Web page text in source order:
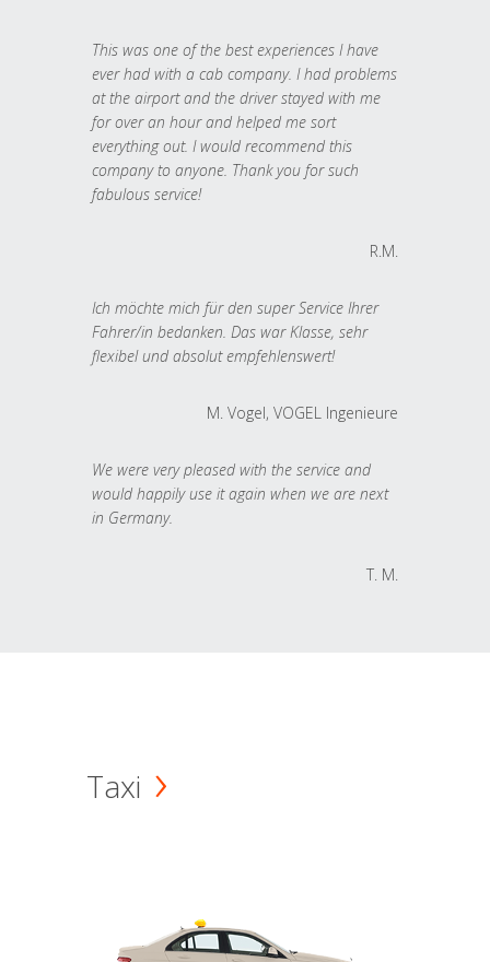
This was one of the best experiences I have
ever had with a cab company. I had problems
at the airport and the driver stayed with me
for over an hour and helped me sort
everything out. I would recommend this
company to anyone. Thank you for such
fabulous service!
R.M.
Ich möchte mich für den super Service Ihrer
Fahrer/in bedanken. Das war Klasse, sehr
flexibel und absolut empfehlenswert!
M. Vogel, VOGEL Ingenieure
We were very pleased with the service and
would happily use it again when we are next
in Germany.
T. M.
Taxi